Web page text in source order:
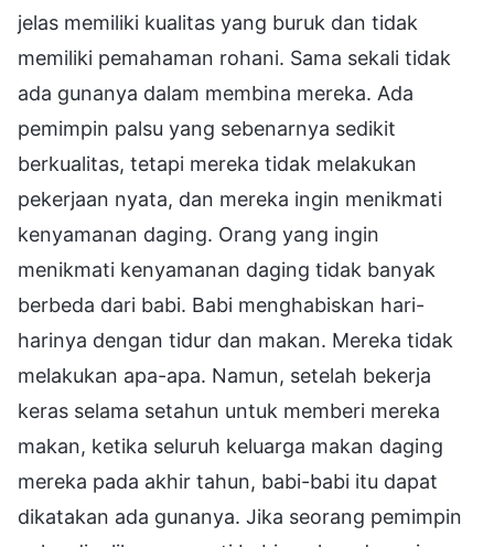
jelas memiliki kualitas yang buruk dan tidak
memiliki pemahaman rohani. Sama sekali tidak
ada gunanya dalam membina mereka. Ada
pemimpin palsu yang sebenarnya sedikit
berkualitas, tetapi mereka tidak melakukan
pekerjaan nyata, dan mereka ingin menikmati
kenyamanan daging. Orang yang ingin
menikmati kenyamanan daging tidak banyak
berbeda dari babi. Babi menghabiskan hari-
harinya dengan tidur dan makan. Mereka tidak
melakukan apa-apa. Namun, setelah bekerja
keras selama setahun untuk memberi mereka
makan, ketika seluruh keluarga makan daging
mereka pada akhir tahun, babi-babi itu dapat
dikatakan ada gunanya. Jika seorang pemimpin